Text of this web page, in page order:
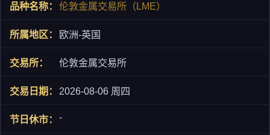
伦敦金属交易所（LME）
欧洲-英国
伦敦金属交易所
2026-08-06 周四
-